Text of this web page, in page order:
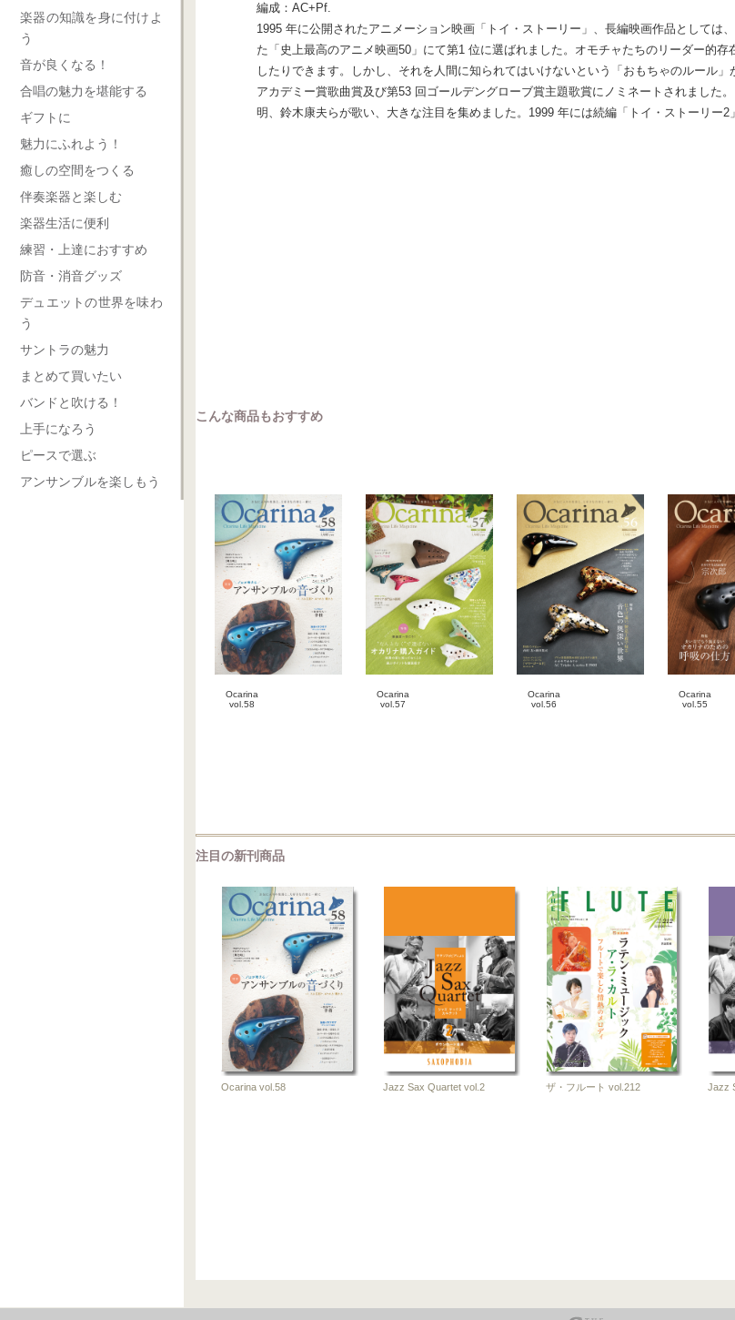
楽器の知識を身に付けよ
う
音が良くなる！
合唱の魅力を堪能する
ギフトに
魅力にふれよう！
癒しの空間をつくる
伴奏楽器と楽しむ
楽器生活に便利
練習・上達におすすめ
防音・消音グッズ
デュエットの世界を味わ
う
サントラの魅力
まとめて買いたい
バンドと吹ける！
上手になろう
ピースで選ぶ
アンサンブルを楽しもう
編成：AC+Pf.
1995 年に公開されたアニメーション映画「トイ・ストーリー」、長編映画作品として
た「史上最高のアニメ映画50」にて第1 位に選ばれました。オモチャたちのリーダー的
したりできます。しかし、それを人間に知られてはいけないという「おもちゃのルー
アカデミー賞歌曲賞及び第53 回ゴールデングローブ賞主題歌賞にノミネートされまし
明、鈴木康夫らが歌い、大きな注目を集めました。1999 年には続編「トイ・ストーリー
こんな商品もおすすめ
Ocarina
vol.58
Ocarina
vol.57
Ocarina
vol.56
Ocarina
vol.55
Ocarina
vol.52
雑誌
Ocarina
vol.51
2024-11-20
雑誌
注目の新刊商品
Ocarina vol.58 Jazz Sax Quartet vol.2 ザ・フルート vol.212 Jazz